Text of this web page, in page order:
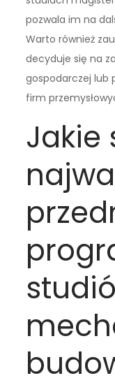
pozwala im na
Warto również
decyduje się na
gospodarczej lub
firm
Jakie